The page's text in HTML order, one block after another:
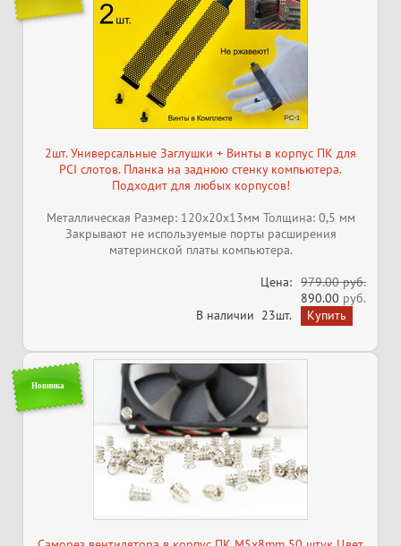
2шт. Универсальные Заглушки + Винты в корпус ПК для
PCI слотов. Планка на заднюю стенку компьютера.
Подходит для любых корпусов!
Металлическая Размер: 120x20x13мм Толщина: 0,5 мм
Закрывают не используемые порты расширения
материнской платы компьютера.
Цена: 979.00 руб.
890.00 руб.
В наличии 23шт.
Новинка